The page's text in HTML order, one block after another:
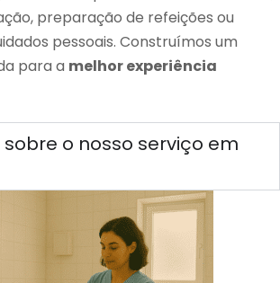
preparação de refeições ou
pessoais. Construímos um
para a melhor experiência
o nosso serviço em